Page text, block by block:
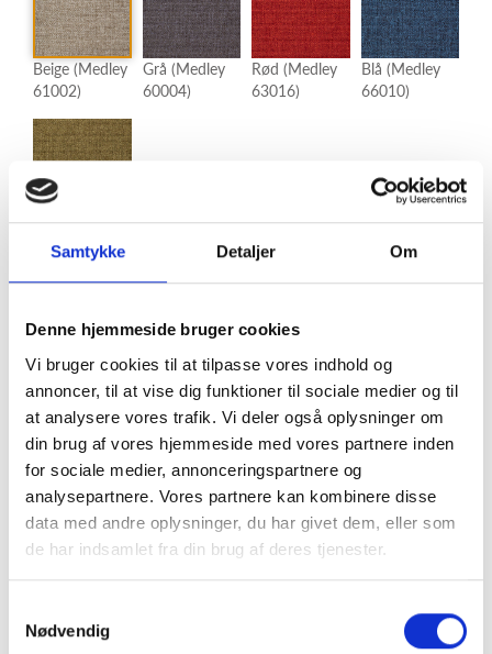
Samtykke Detaljer Om
Denne hjemmeside bruger cookies
Vi bruger cookies til at tilpasse vores indhold og
annoncer, til at vise dig funktioner til sociale medier og til
at analysere vores trafik. Vi deler også oplysninger om
din brug af vores hjemmeside med vores partnere inden
for sociale medier, annonceringspartnere og
analysepartnere. Vores partnere kan kombinere disse
data med andre oplysninger, du har givet dem, eller som
de har indsamlet fra din brug af deres tjenester.
Nødvendig
Beige (Medley
61002)
Grå (Medley
60004)
Rød (Medley
63016)
Blå (Medley
66010)
Grøn (Medley
67002)
FØJ TIL KURV
OPLEV STOLEN MED STOLEBUSSEN
SOMMERTILBUD: NU KUN KR: 8.995,-
Tilbuddet gælder udvalgt betræk fra Gabriel,
kontakt os for et godt tilbud, hvis du ønsker
et andet betræk.
til prisen, men selvom der er skåret ned på